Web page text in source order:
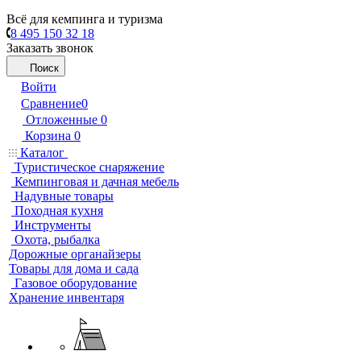
Всё для кемпинга и туризма
8 495 150 32 18
Заказать звонок
Поиск
Войти
Сравнение0
Отложенные 0
Корзина 0
Каталог
Туристическое снаряжение
Кемпинговая и дачная мебель
Надувные товары
Походная кухня
Инструменты
Охота, рыбалка
Дорожные органайзеры
Товары для дома и сада
Газовое оборудование
Хранение инвентаря